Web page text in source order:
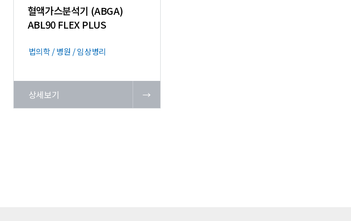
혈액가스분석기 (ABGA)
ABL90 FLEX PLUS
법의학 / 병원 / 임상병리
상세보기 →